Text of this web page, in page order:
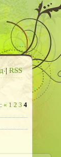
|RSS
: « 1 2 3 4